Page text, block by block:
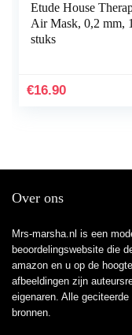
Etude House
Air Mask, 0,2 mm,
stuks
€16.90
Over ons
Mrs-marsha.nl is een
beoordelingswebsite die
amazon en u op de
afbeeldingen zijn
eigenaren. Alle
bronnen.